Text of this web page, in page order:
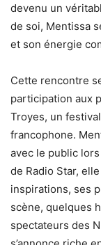
devenu un
de soi, Mentissa
et son énergie
Cette rencontre
participation aux
Troyes, un
francophone.
avec le public
de Radio Star,
inspirations, ses
scène, quelques
spectateurs des